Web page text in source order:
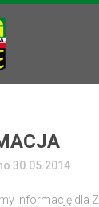
30.05.2014
informację dla